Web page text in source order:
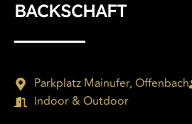
BACKSCHAFT
Parkplatz Mainufer, Offenbach
Indoor & Outdoor